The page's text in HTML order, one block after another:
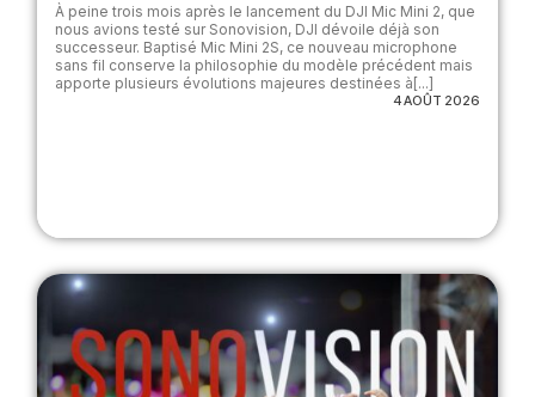
À peine trois mois après le lancement du DJI Mic Mini 2, que
nous avions testé sur Sonovision, DJI dévoile déjà son
successeur. Baptisé Mic Mini 2S, ce nouveau microphone
sans fil conserve la philosophie du modèle précédent mais
apporte plusieurs évolutions majeures destinées à[...]
4 AOÛT 2026